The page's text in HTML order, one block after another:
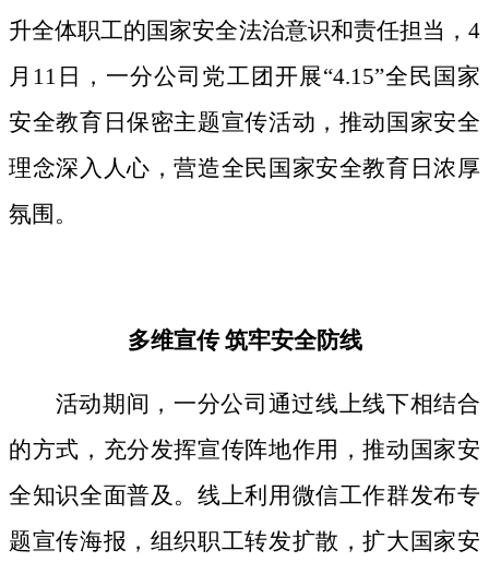
升全体职工的国家安全法治意识和责任担当， 4
月11日，一分公司党工团开展“4.15”全民国家
安全教育日保密主题宣传活动，推动国家安全
理念深入人心，营造全民国家安全教育日浓厚
氛围。
多维宣传筑牢安全防线
活动期间， 一分公司通过线上线下相结合
的方式， 充分发挥宣传阵地作用，推动国家安
全知识全面普及。线上利用微信工作群发布专
题宣传海报，组织职工转发扩散，扩大国家安